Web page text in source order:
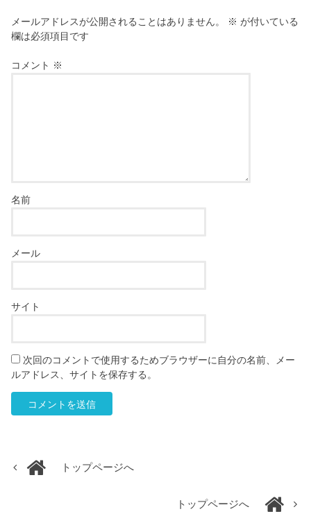
メールアドレスが公開されることはありません。 ※ が付いている
欄は必須項目です
コメント ※
名前
メール
サイト
次回のコメントで使用するためブラウザーに自分の名前、メー
ルアドレス、サイトを保存する。
トップページへ
トップページへ